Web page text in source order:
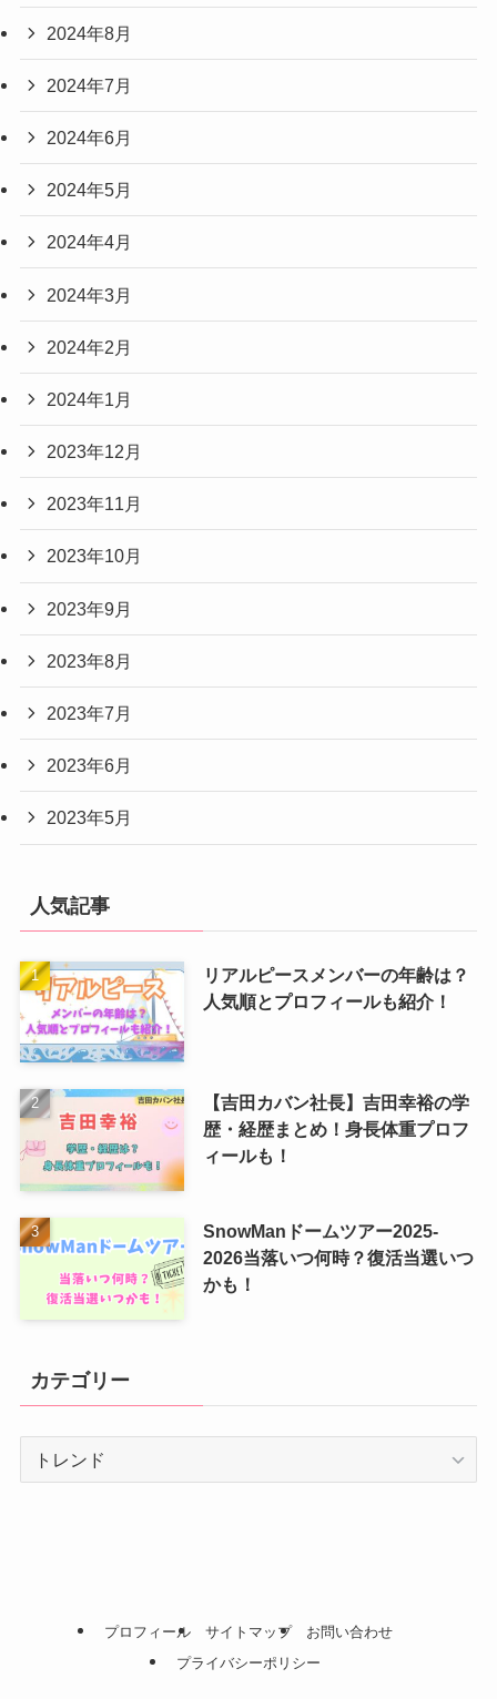
2024年8月
2024年7月
2024年6月
2024年5月
2024年4月
2024年3月
2024年2月
2024年1月
2023年12月
2023年11月
2023年10月
2023年9月
2023年8月
2023年7月
2023年6月
2023年5月
人気記事
リアルピースメンバーの年齢は？
人気順とプロフィールも紹介！
【吉田カバン社長】吉田幸裕の学
歴・経歴まとめ！身長体重プロフ
ィールも！
SnowManドームツアー2025-
2026当落いつ何時？復活当選いつ
かも！
カテゴリー
プロフィール サイトマップ
お問い合わせ
プライバシーポリシー